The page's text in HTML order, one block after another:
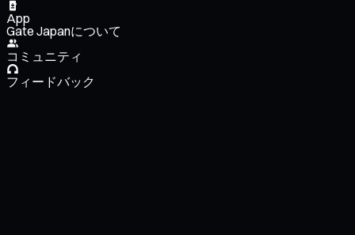
App
Gate Japanについて
コミュニティ
フィードバック